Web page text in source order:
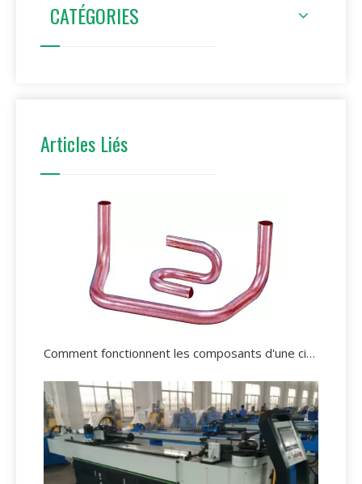
CATÉGORIES
Articles Liés
Comment fonctionnent les composants d'une cintreuse de tubes?